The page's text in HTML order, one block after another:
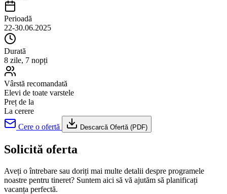
Perioadă
22-30.06.2025
Durată
8 zile, 7 nopți
Vârstă recomandată
Elevi de toate varstele
Preț de la
La cerere
Cere o ofertă
Descarcă Ofertă (PDF)
Solicită oferta
Aveți o întrebare sau doriți mai multe detalii despre programele
noastre pentru tineret? Suntem aici să vă ajutăm să planificați
vacanța perfectă.